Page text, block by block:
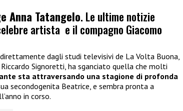
Anna Tatangelo. Le ultime notizie
artista e il compagno Giacomo
dagli studi televisivi de La Volta Buona,
Signoretti, ha sganciato quella che molti
sta attraversando una stagione di profonda
secondogenita Beatrice, e sembra pronta a
in corso.